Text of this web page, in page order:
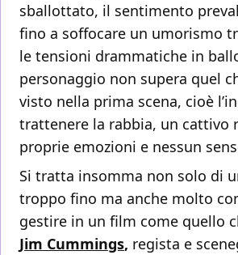
sballottato, il sentimento
fino a soffocare un umorismo
le tensioni drammatiche in
personaggio non supera quel
visto nella prima scena, cioè
trattenere la rabbia, un cattivo
proprie emozioni e nessun
Si tratta insomma non solo di
troppo fino ma anche molto
gestire in un film come quello
Jim Cummings, regista e